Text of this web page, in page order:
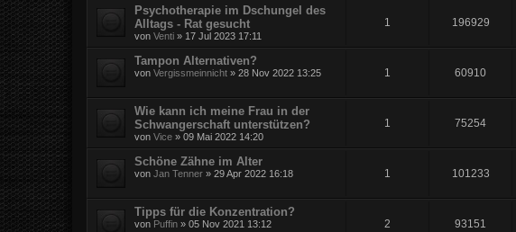
Psychotherapie im Dschungel des
Alltags - Rat gesucht
von Venti » 17 Jul 2023 17:11
1 196929
Tampon Alternativen?
von Vergissmeinnicht » 28 Nov 2022 13:25 1 60910
Wie kann ich meine Frau in der
Schwangerschaft unterstützen?
von Vice » 09 Mai 2022 14:20
1 75254
Schöne Zähne im Alter
von Jan Tenner » 29 Apr 2022 16:18 1 101233
Tipps für die Konzentration?
von Puffin » 05 Nov 2021 13:12 2 93151